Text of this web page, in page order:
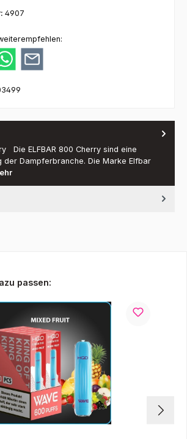
4907
Die ELFBAR 800 Cherry sind eine
der Dampferbranche. Die Marke Elfbar
passen: